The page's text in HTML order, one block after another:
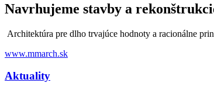
Navrhujeme stavby a
Architektúra pre dlho trvajúce hodnoty a racionálne
www.mmarch.sk
Aktuality